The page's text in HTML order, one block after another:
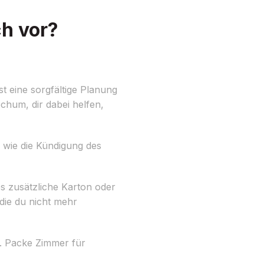
vor?
eine sorgfältige Planung
dir dabei helfen,
die Kündigung des
zusätzliche Karton oder
du nicht mehr
Packe Zimmer für